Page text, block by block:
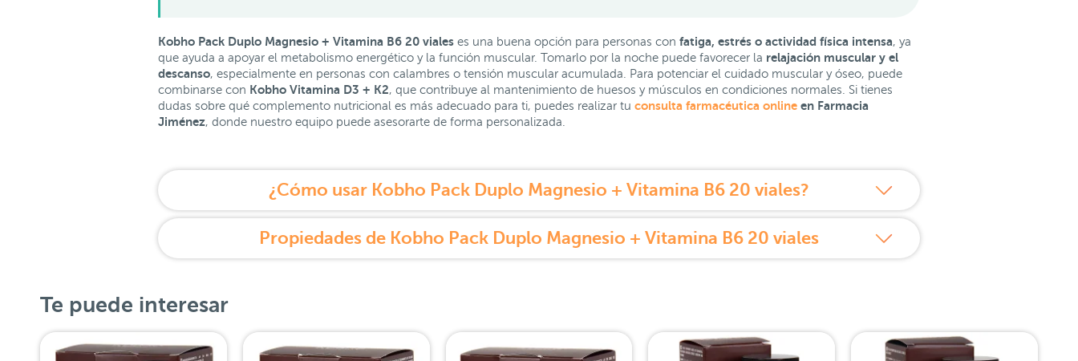
Kobho Pack Duplo Magnesio + Vitamina B6 20 viales es una buena opción para personas con fatiga, estrés o actividad física intensa, ya
que ayuda a apoyar el metabolismo energético y la función muscular. Tomarlo por la noche puede favorecer la relajación muscular y el
descanso, especialmente en personas con calambres o tensión muscular acumulada. Para potenciar el cuidado muscular y óseo, puede
combinarse con Kobho Vitamina D3 + K2, que contribuye al mantenimiento de huesos y músculos en condiciones normales. Si tienes
dudas sobre qué complemento nutricional es más adecuado para ti, puedes realizar tu consulta farmacéutica online en Farmacia
Jiménez, donde nuestro equipo puede asesorarte de forma personalizada.
¿Cómo usar Kobho Pack Duplo Magnesio + Vitamina B6 20 viales?
Propiedades de Kobho Pack Duplo Magnesio + Vitamina B6 20 viales
Te puede interesar